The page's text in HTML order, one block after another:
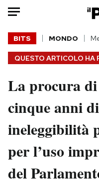
HOME
Italia
Politica
Tecnologia
Internet
Scienza
Cultura
QUESTO ARTICOLO HA
BITS MONDO
La procura
cinque anni
ineleggibilità
per l’uso
del